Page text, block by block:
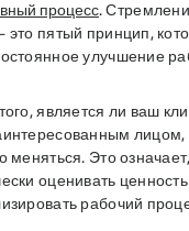
процесс.
это пятый принцип,
улучшение
является ли ваш
лицом,
меняться. Это
оценивать
рабочий